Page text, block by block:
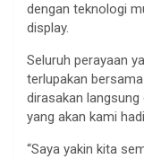
dengan teknologi
display.
Seluruh perayaan
terlupakan
dirasakan
yang akan kami
“Saya yakin kita